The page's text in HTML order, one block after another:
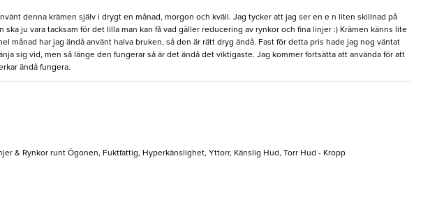
denna krämen själv i drygt en månad, morgon och kväll. Jag tycker att jag ser en e n liten skillnad på
ju vara tacksam för det lilla man kan få vad gäller reducering av rynkor och fina linjer :) Krämen känns lite
har jag ändå använt halva bruken, så den är rätt dryg ändå. Fast för detta pris hade jag nog väntat
sig vid, men så länge den fungerar så är det ändå det viktigaste. Jag kommer fortsätta att använda för att
ändå fungera.
& Rynkor runt Ögonen, Fuktfattig, Hyperkänslighet, Yttorr, Känslig Hud, Torr Hud - Kropp